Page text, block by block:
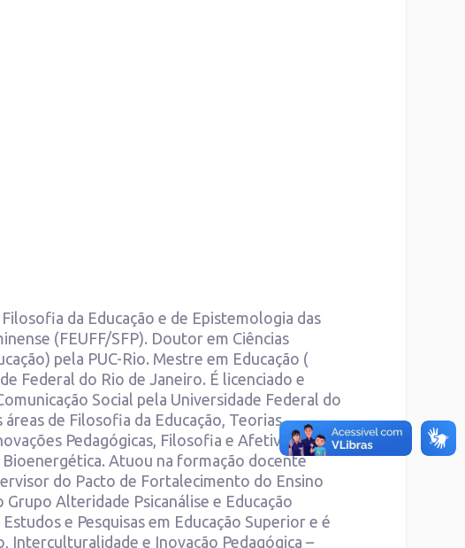
da Educação e de Epistemologia das
(FEUFF/SFP). Doutor em Ciências
pela PUC-Rio. Mestre em Educação (
Federal do Rio de Janeiro. É licenciado e
Social pela Universidade Federal do
de Filosofia da Educação, Teorias
Pedagógicas, Filosofia e Afetividade;
Atuou na formação docente
do Pacto de Fortalecimento do Ensino
Alteridade Psicanálise e Educação
e Pesquisas em Educação Superior e é
e Inovação Pedagógica –